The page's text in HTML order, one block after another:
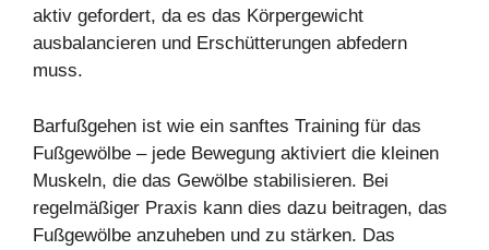
aktiv gefordert, da es das Körpergewicht
ausbalancieren und Erschütterungen abfedern
muss.
Barfußgehen ist wie ein sanftes Training für das
Fußgewölbe – jede Bewegung aktiviert die kleinen
Muskeln, die das Gewölbe stabilisieren. Bei
regelmäßiger Praxis kann dies dazu beitragen, das
Fußgewölbe anzuheben und zu stärken. Das